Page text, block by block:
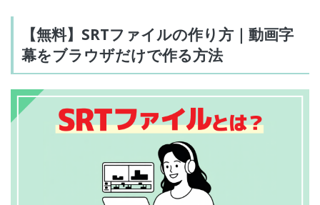
【無料】SRTファイルの作り方｜動画字
幕をブラウザだけで作る方法